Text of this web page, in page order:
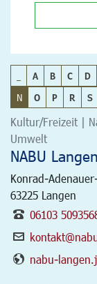
A B C D
N
O P R S
Kultur/Freizeit |
Umwelt
NABU
Konrad-
63225 Langen
06103
nabu-